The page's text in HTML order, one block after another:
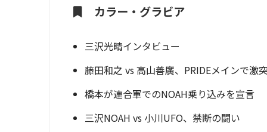
カラー・グラビア
三沢光晴インタビュー
藤田和之 vs 高山善廣、PRIDEメインで激
橋本が連合軍でのNOAH乗り込みを宣言
三沢NOAH vs 小川UFO、禁断の闘い